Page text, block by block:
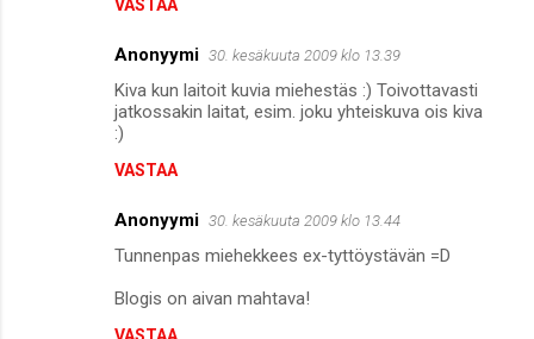
VASTAA
Anonyymi 30. kesäkuuta 2009 klo 13.39
Kiva kun laitoit kuvia miehestäs :) Toivottavasti
jatkossakin laitat, esim. joku yhteiskuva ois kiva
:)
VASTAA
Anonyymi 30. kesäkuuta 2009 klo 13.44
Tunnenpas miehekkees ex-tyttöystävän =D
Blogis on aivan mahtava!
VASTAA